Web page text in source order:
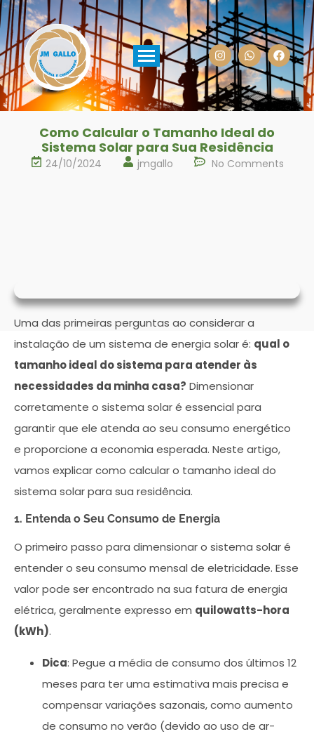
Como Calcular o Tamanho Ideal do
Sistema Solar para Sua Residência
24/10/2024 jmgallo No Comments
Uma das primeiras perguntas ao considerar a
instalação de um sistema de energia solar é: qual o
tamanho ideal do sistema para atender às
necessidades da minha casa? Dimensionar
corretamente o sistema solar é essencial para
garantir que ele atenda ao seu consumo energético
e proporcione a economia esperada. Neste artigo,
vamos explicar como calcular o tamanho ideal do
sistema solar para sua residência.
1. Entenda o Seu Consumo de Energia
O primeiro passo para dimensionar o sistema solar é
entender o seu consumo mensal de eletricidade. Esse
valor pode ser encontrado na sua fatura de energia
elétrica, geralmente expresso em quilowatts-hora
(kWh).
Dica: Pegue a média de consumo dos últimos 12
meses para ter uma estimativa mais precisa e
compensar variações sazonais, como aumento
de consumo no verão (devido ao uso de ar-